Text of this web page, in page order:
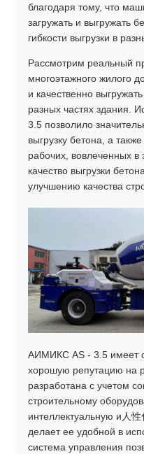
благодаря тому, что
загружать и выгружать
гибкости выгрузки в
Рассмотрим реальный
многоэтажного жилого
и качественно
разных частях здания.
3.5 позволило
выгрузку бетона, а
рабочих, вовлеченных в
качество выгрузки
улучшению качества
АИМИКС AS - 3.5 имеет
хорошую репутацию на
разработана с учетом
строительному
интеллектуальную и人
делает ее удобной в
система управления